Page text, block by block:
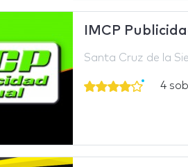
IMCP
Santa Cruz de la
4